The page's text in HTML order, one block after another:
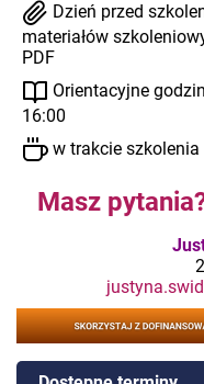
Dzień przed
materiałów
PDF
Orientacyjne
16:00
w trakcie
Masz